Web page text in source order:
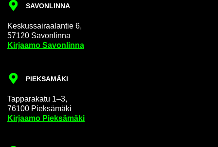
SA­VON­LIN­NA
Kes­kus­sai­raa­lan­tie 6,
57120 Sa­von­lin­na
Kir­jaa­mo Sa­von­lin­na
PIEK­SA­MÄ­KI
Tap­pa­ra­ka­tu 1–3,
76100 Piek­sä­mä­ki
Kir­jaa­mo Piek­sä­mä­ki